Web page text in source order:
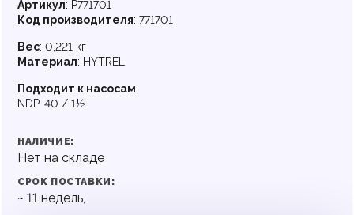
Артикул: P771701
Код производителя: 771701
Вес: 0,221 кг
Материал: HYTREL
Подходит к насосам:
NDP-40 / 1½
НАЛИЧИЕ:
Нет на складе
СРОК ПОСТАВКИ:
~ 11 недель,